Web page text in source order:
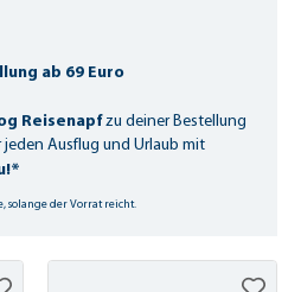
ab 69 Euro
Reisenapfzu deiner Bestellung
Ausflug und Urlaub mit
solange der Vorrat reicht.